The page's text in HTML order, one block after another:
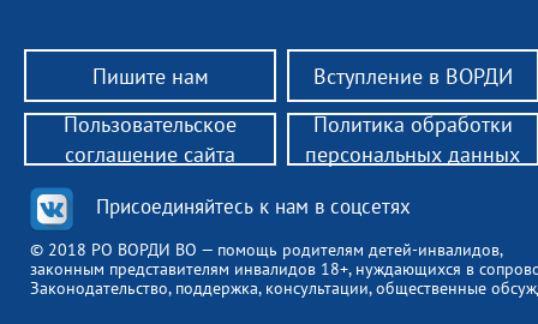
Пишите нам Вступление в ВОРДИ
© 2018 РО ВОРДИ ВО — помощь родителям детей-инвалидов,
законным представителям инвалидов 18+, нуждающихся в
Законодательство, поддержка, консультации, общественные
Присоединяйтесь к нам в соцсетях
Пользовательское
соглашение сайта
Политика обработки
персональных данных